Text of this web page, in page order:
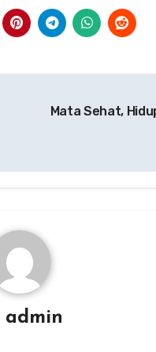
Mata Sehat,
admin